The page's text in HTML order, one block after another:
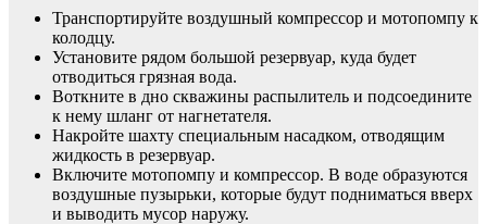
Транспортируйте воздушный компрессор и мотопомпу к
колодцу.
Установите рядом большой резервуар, куда будет
отводиться грязная вода.
Воткните в дно скважины распылитель и подсоедините
к нему шланг от нагнетателя.
Накройте шахту специальным насадком, отводящим
жидкость в резервуар.
Включите мотопомпу и компрессор. В воде образуются
воздушные пузырьки, которые будут подниматься вверх
и выводить мусор наружу.